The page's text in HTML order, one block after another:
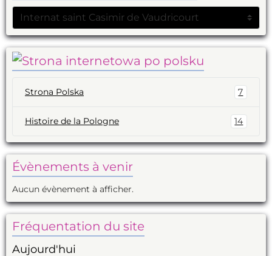
Strona Polska 7
Histoire de la Pologne 14
Évènements à venir
Aucun évènement à afficher.
Fréquentation du site
Aujourd'hui